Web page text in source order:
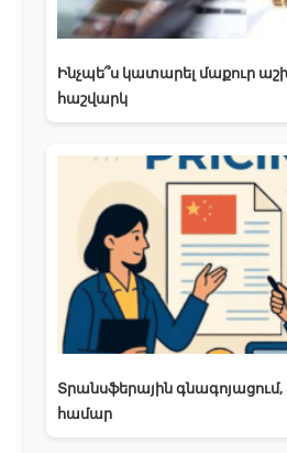
Ինչպե՞ս կատարել մաքուր
հաշվարկ
Տրանսֆերային գնագոյացում,
համար